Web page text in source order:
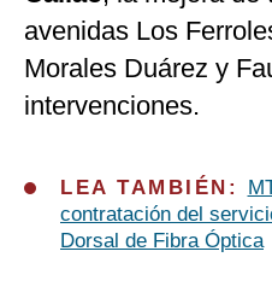
avenidas Los
Morales Duárez y
intervenciones.
LEA TAMBIÉN:
contratación del
Dorsal de Fibra Óptica